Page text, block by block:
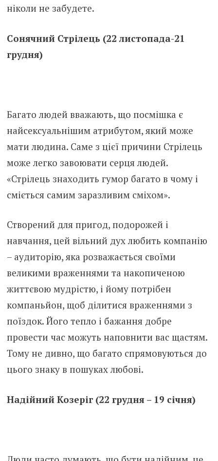
ніколи не забудете.
Сонячний Стрілець (22 листопада-21
грудня)
Багато людей вважають, що посмішка є
найсексуальнішим атрибутом, який може
мати людина. Саме з цієї причини Стрілець
може легко завоювати серця людей.
«Стрілець знаходить гумор багато в чому і
сміється самим заразливим сміхом».
Створений для пригод, подорожей і
навчання, цей вільний дух любить компанію
– аудиторію, яка розважається своїми
великими враженнями та накопиченою
життєвою мудрістю, і йому потрібен
компаньйон, щоб ділитися враженнями з
поїздок. Його тепло і бажання добре
провести час можуть наповнити вас щастям.
Тому не дивно, що багато спрямовуються до
цього знаку в пошуках любові.
Надійний Козеріг (22 грудня – 19 січня)